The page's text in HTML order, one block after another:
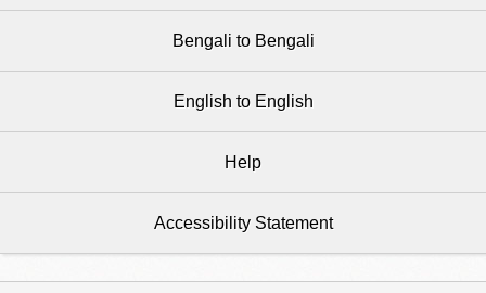
Bengali to Bengali
English to English
Help
Accessibility Statement